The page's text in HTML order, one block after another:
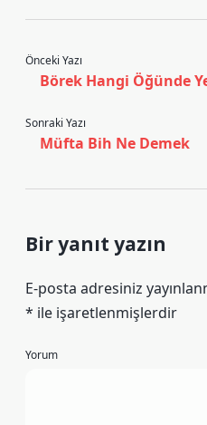
Önceki Yazı
Börek Hangi Öğünde
Sonraki Yazı
Müfta Bih Ne Demek
Bir yanıt yazın
E-posta adresiniz
* ile işaretlenmişlerdir
Yorum